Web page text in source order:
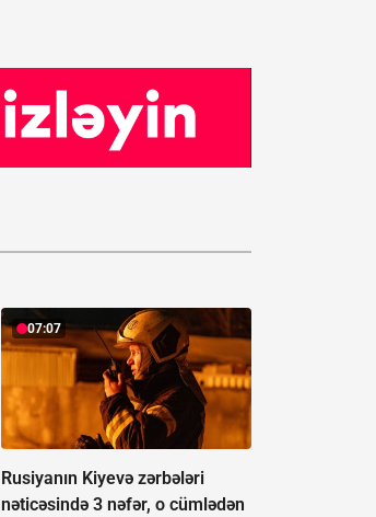
07:07
Rusiyanın Kiyevə zərbələri
nəticəsində 3 nəfər, o cümlədən